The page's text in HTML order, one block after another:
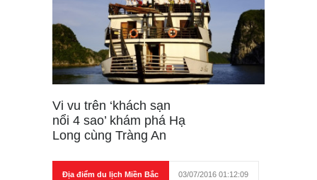
Vi vu trên ‘khách sạn
nổi 4 sao’ khám phá Hạ
Long cùng Tràng An
Địa điểm du lịch Miền Bắc 03/07/2016 01:12:09